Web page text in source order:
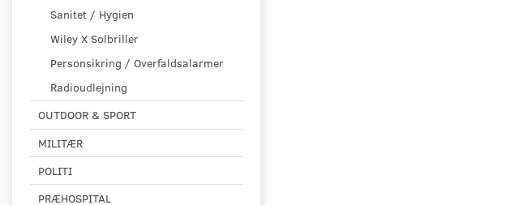
Sanitet / Hygien
Wiley X Solbriller
Personsikring / Overfaldsalarmer
Radioudlejning
OUTDOOR & SPORT
MILITÆR
POLITI
PRÆHOSPITAL